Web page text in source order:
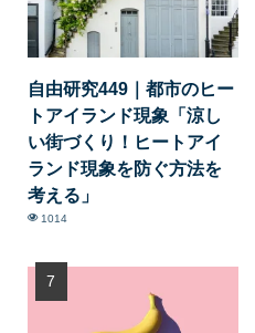
自由研究449｜都市のヒー
トアイランド現象「涼し
い街づくり！ヒートアイ
ランド現象を防ぐ方法を
考える」
1014